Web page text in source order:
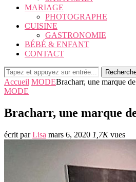
MARIAGE
PHOTOGRAPHE
CUISINE
GASTRONOMIE
BÉBÉ & ENFANT
CONTACT
Accueil MODEBracharr, une marque
MODE
Bracharr, une marque
écrit parLisa mars 6, 2020 1,7Kvues